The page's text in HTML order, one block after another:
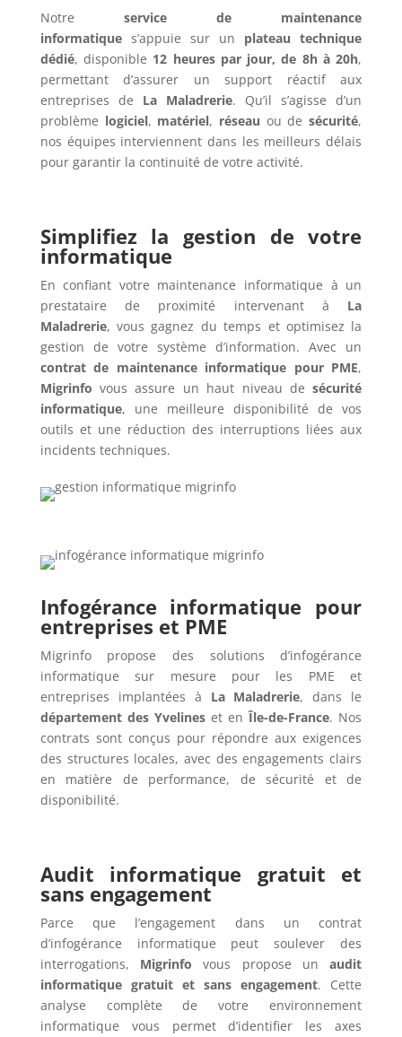
Notre service de maintenance
informatiques’appuie sur un plateau technique
dédié, disponible 12 heures par jour, de 8h à 20h,
permettant d’assurer un support réactif aux
entreprises de La Maladrerie. Qu’il s’agisse d’un
problème logiciel, matériel, réseau ou desécurité,
nos équipes interviennent dans les meilleurs délais
pour garantir la continuité de votre activité.
Simplifiez la gestion de votre
informatique
En confiant votre maintenance informatique à un
prestataire de proximité intervenant à La
Maladrerie, vous gagnez du temps et optimisez la
gestion de votre système d’information. Avec un
contrat de maintenance informatique pour PME,
Migrinfo vous assure un haut niveau desécurité
informatique, une meilleure disponibilité de vos
outils et une réduction des interruptions liées aux
incidents techniques.
Infogérance informatique pour
entreprises et PME
Migrinfo propose des solutions d’infogérance
informatique sur mesure pour les PME et
entreprises implantées à La Maladrerie, dans le
département des Yvelineset enÎle-de-France. Nos
contrats sont conçus pour répondre aux exigences
des structures locales, avec des engagements clairs
en matière de performance, de sécurité et de
disponibilité.
Audit informatique gratuit et
sans engagement
Parce que l’engagement dans un contrat
d’infogérance informatique peut soulever des
interrogations, Migrinfovous propose unaudit
informatique gratuit et sans engagement. Cette
analyse complète de votre environnement
informatique vous permet d’identifier les axes